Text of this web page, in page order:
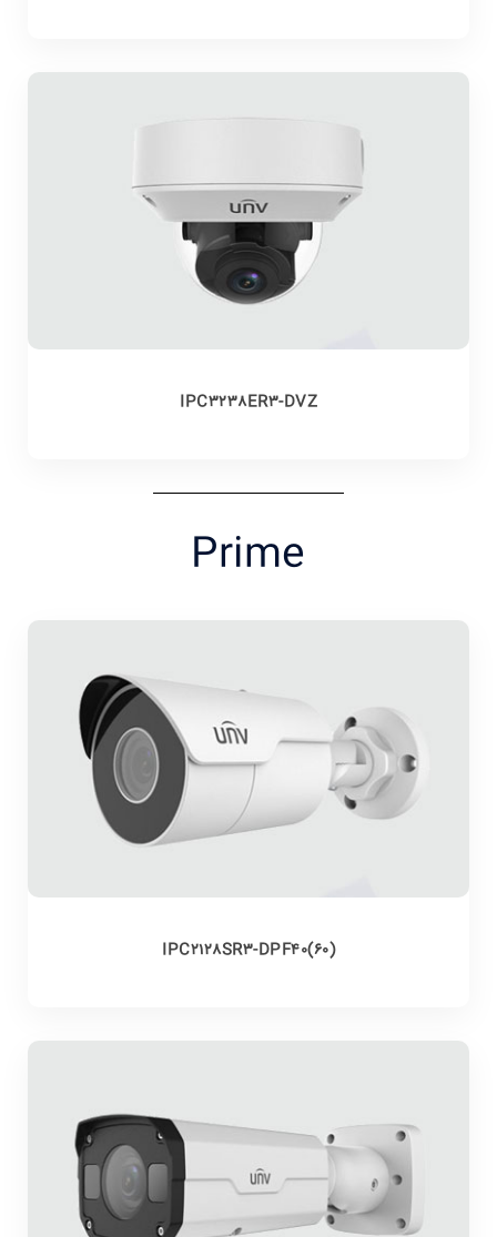
IPC3238ER3-DVZ
Prime
IPC2128SR3-DPF40(60)